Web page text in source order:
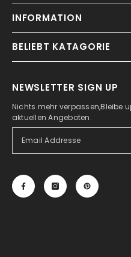
INFORMATION
BELIEBT KATAGORIE
NEWSLETTER SIGN UP
Nichts mehr verpassen,Bleibe
aktuellen Angeboten.